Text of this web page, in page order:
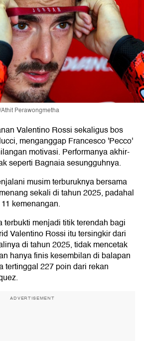
Perawongmetha
Valentino Rossi sekaligus bos
menganggap Francesco 'Pecco'
motivasi. Performanya akhir-
seperti Bagnaia sesungguhnya.
musim terburuknya bersama
sekali di tahun 2025, padahal
kemenangan.
terbukti menjadi titik terendah bagi
Valentino Rossi itu tersingkir dari
di tahun 2025, tidak mencetak
hanya finis kesembilan di balapan
tertinggal 227 poin dari rekan
ADVERTISEMENT